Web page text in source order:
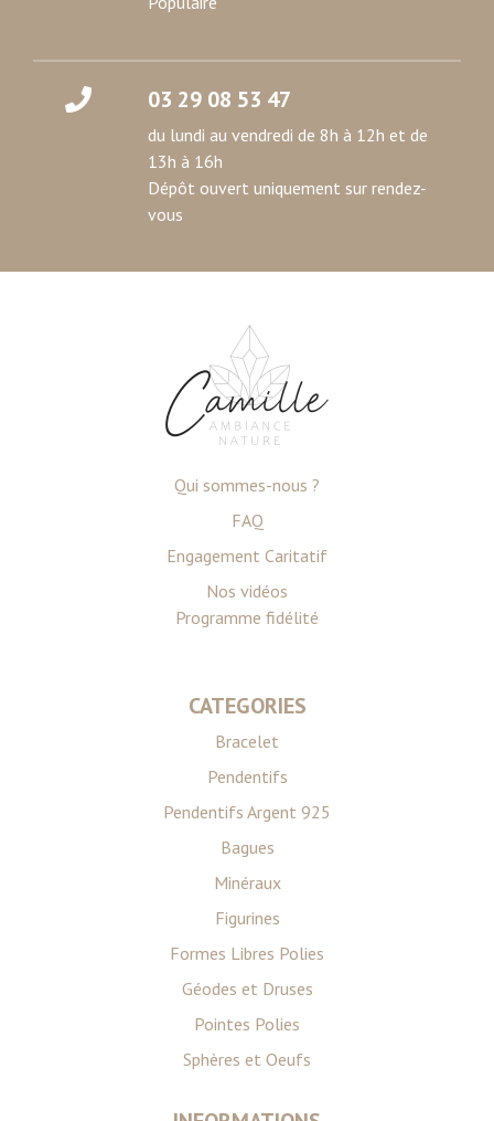
03 29 08 53 47
du lundi au vendredi de 8h à 12h et de
13h à 16h
Dépôt ouvert uniquement sur rendez-
vous
Qui sommes-nous ?
FAQ
Engagement Caritatif
Nos vidéos
Programme fidélité
CATEGORIES
Bracelet
Pendentifs
Pendentifs Argent 925
Bagues
Minéraux
Figurines
Formes Libres Polies
Géodes et Druses
Pointes Polies
Sphères et Oeufs